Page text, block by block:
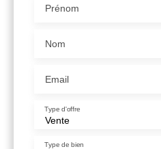
Prénom
Nom
Email
Vente
Type d'offre
Type de bien